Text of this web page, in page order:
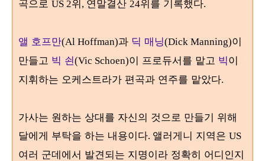
곡으로 US 2위, 연말결산 24위를 기록했다.
앨 호프만(Al Hoffman)과 딕 매닝(Dick Manning)이
만들고 빅 쇤(Vic Schoen)이 프로듀서를 맡고 빅이
지휘하는 오케스트라가 편곡과 연주를 맡았다.
가사는 원하는 상대를 자신의 것으로 만들기 위해
달에게 부탁을 하는 내용이다. 앨러게니 지역은 US
여러 군데에서 발견되는 지명이라 정확히 어디인지